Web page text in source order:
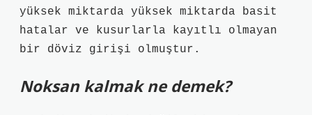
yüksek miktarda yüksek miktarda basit
hatalar ve kusurlarla kayıtlı olmayan
bir döviz girişi olmuştur.
Noksan kalmak ne demek?